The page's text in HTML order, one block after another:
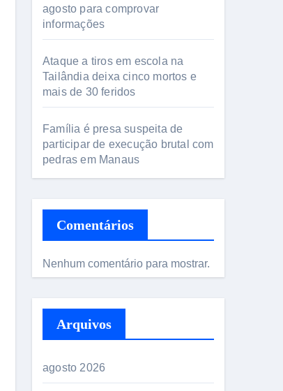
agosto para comprovar
informações
Ataque a tiros em escola na
Tailândia deixa cinco mortos e
mais de 30 feridos
Família é presa suspeita de
participar de execução brutal com
pedras em Manaus
Comentários
Nenhum comentário para mostrar.
Arquivos
agosto 2026